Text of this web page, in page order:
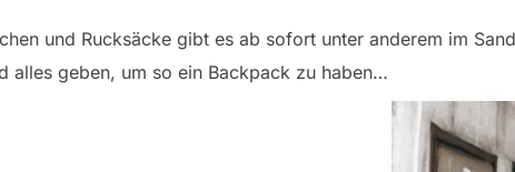
und Rucksäcke gibt es ab sofort unter anderem im
alles geben, um so ein Backpack zu haben…